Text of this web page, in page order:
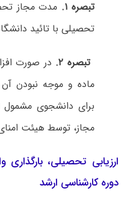
تبصره۱.
تحصیلی با تائید
تبصره ۲.
ماده و موجه نبودن آن
برای دانشجوی
مجاز، توسط هیئت
ارزیابی تحصیلی،
دوره کارشناسی ارشد